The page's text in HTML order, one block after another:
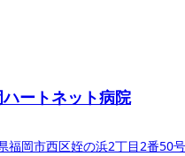
ートネット病院
福岡市西区姪の浜2丁目2番50号